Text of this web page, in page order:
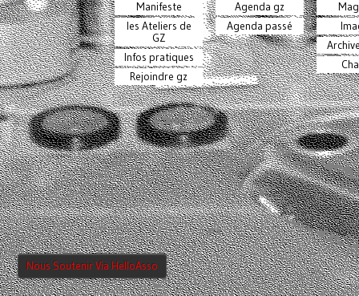
Manifeste
les Ateliers de
GZ
Infos pratiques
Rejoindre gz
Agenda gz
Agenda passé
Nous Soutenir Via HelloAsso